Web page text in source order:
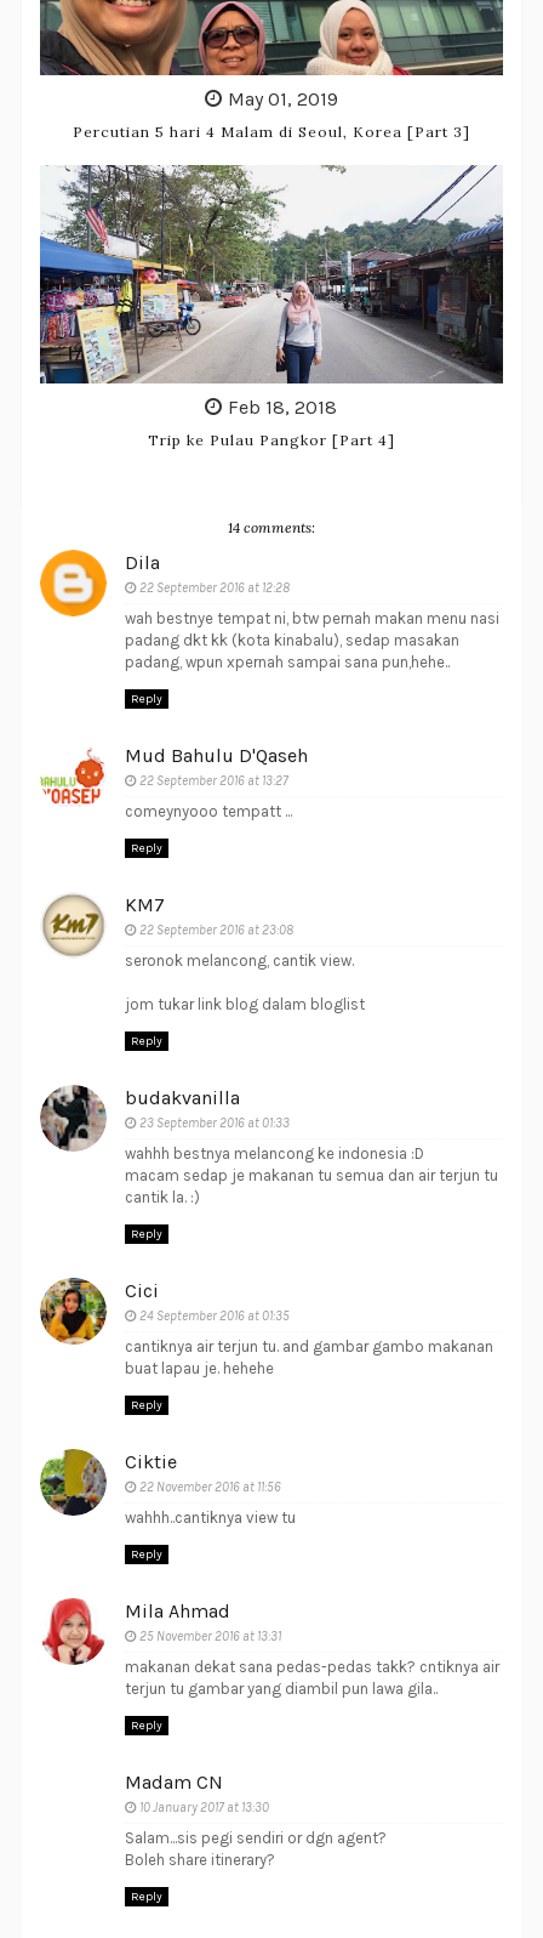
May 01, 2019
Percutian 5 hari 4 Malam di Seoul, Korea [Part 3]
Feb 18, 2018
Trip ke Pulau Pangkor [Part 4]
14 comments:
Dila
22 September 2016 at 12:28
wah bestnye tempat ni, btw pernah makan menu nasi
padang dkt kk (kota kinabalu), sedap masakan
padang, wpun xpernah sampai sana pun,hehe..
Reply
Mud Bahulu D'Qaseh
22 September 2016 at 13:27
comeynyooo tempatt ...
Reply
KM7
22 September 2016 at 23:08
seronok melancong, cantik view.
jom tukar link blog dalam bloglist
Reply
budakvanilla
23 September 2016 at 01:33
wahhh bestnya melancong ke indonesia :D
macam sedap je makanan tu semua dan air terjun tu
cantik la. :)
Reply
Cici
24 September 2016 at 01:35
cantiknya air terjun tu. and gambar gambo makanan
buat lapau je. hehehe
Reply
Ciktie
22 November 2016 at 11:56
wahhh..cantiknya view tu
Reply
Mila Ahmad
25 November 2016 at 13:31
makanan dekat sana pedas-pedas takk? cntiknya air
terjun tu gambar yang diambil pun lawa gila..
Reply
Madam CN
10 January 2017 at 13:30
Salam...sis pegi sendiri or dgn agent?
Boleh share itinerary?
Reply